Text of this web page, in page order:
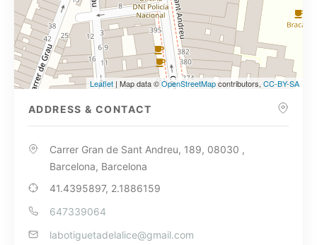
Leaflet | Map data ©OpenStreetMapcontributors, CC-BY-SA
ADDRESS & CONTACT
Carrer Gran de Sant Andreu, 189, 08030 ,
Barcelona, Barcelona
41.4395897, 2.1886159
647339064
labotiguetadelalice@gmail.com